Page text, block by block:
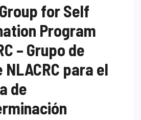
for Self
Program
– Grupo de
NLACRC para el
de